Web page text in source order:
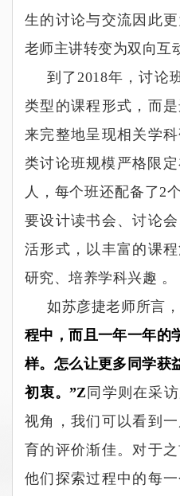
生的讨论与交流因此
老师主讲转变为双向互
到了2018年，讨论
类型的课程形式，而
来完整地呈现相关学
类讨论班规模严格限定
人，每个班还配备了2
要设计读书会、讨论
活形式，以丰富的课
研究、培养学科兴趣 。
如苏彦捷老师所言，
程中，而且一年一年的
样。怎么让更多同学获
初衷。”Z 同学则在采
视角，我们可以看到
育的评价渐佳。对于
他们探索过程中的每